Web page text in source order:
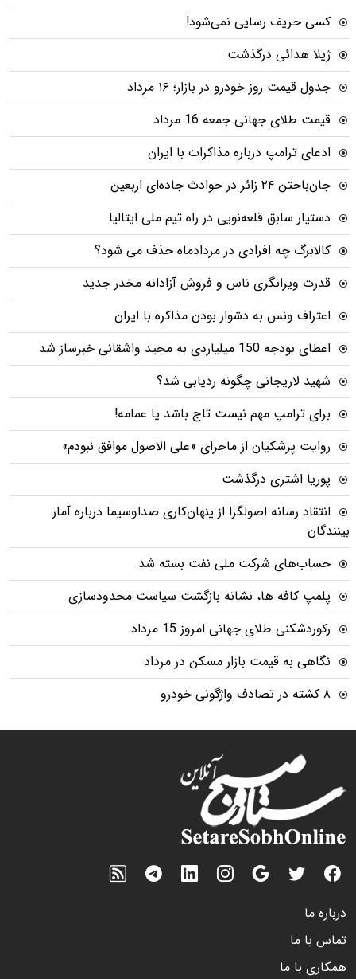
کسی حریف رسایی نمی‌شود!
ژیلا هدائی درگذشت
جدول قیمت روز خودرو در بازار؛ ۱۶ مرداد
قیمت طلای جهانی جمعه 16 مرداد
ادعای ترامپ درباره مذاکرات با ایران
جان‌باختن ۲۴ زائر در حوادث جاده‌ای اربعین
دستیار سابق قلعه‌نویی در راه تیم ملی ایتالیا
کالابرگ چه افرادی در مردادماه حذف می شود؟
قدرت ویرانگری ناس و فروش آزادانه مخدر جدید
اعتراف ونس به دشوار بودن مذاکره با ایران
اعطای بودجه 150 میلیاردی به مجید واشقانی خبرساز شد
شهید لاریجانی چگونه ردیابی شد؟
برای ترامپ مهم نیست تاج باشد یا عمامه!
روایت پزشکیان از ماجرای «علی الاصول موافق نبودم»
پوریا اشتری درگذشت
انتقاد رسانه اصولگرا از پنهان‌کاری صداوسیما درباره آمار
بینندگان
حساب‌های شرکت ملی نفت بسته شد
پلمپ کافه ها، نشانه بازگشت سیاست محدودسازی
رکوردشکنی طلای جهانی امروز 15 مرداد
نگاهی به قیمت بازار مسکن در مرداد
۸ کشته در تصادف واژگونی خودرو
درباره ما
تماس با ما
همکاری با ما